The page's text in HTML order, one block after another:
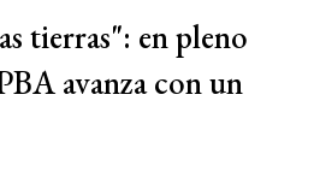
tierras": en pleno
avanza con un